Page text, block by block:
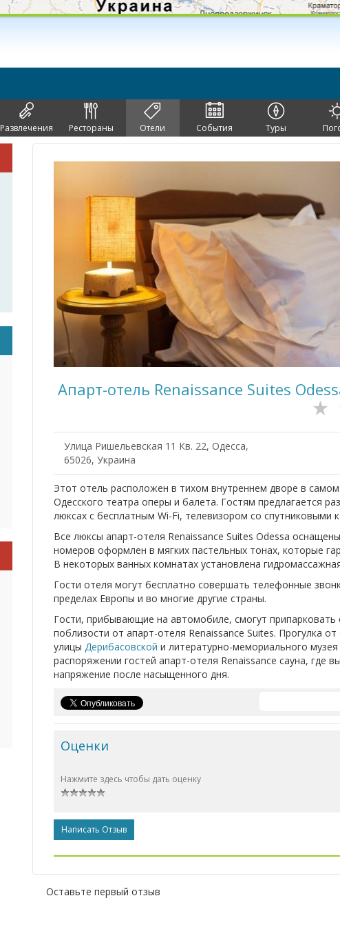
Развлечения Рестораны Отели События Туры
Апарт-отель Renaissance Suites
Улица Ришельевская 11 Кв. 22, Одесса,
65026, Украина
Этот отель расположен в тихом внутреннем дворе в
Одесского театра оперы и балета. Гостям предлагается
люксах с бесплатным Wi-Fi, телевизором со спутниковыми
Все люксы апарт-отеля Renaissance Suites Odessa
номеров оформлен в мягких пастельных тонах, которые
В некоторых ванных комнатах установлена
Гости отеля могут бесплатно совершать телефонные
пределах Европы и во многие другие страны.
Гости, прибывающие на автомобиле, смогут припарковать
поблизости от апарт-отеля Renaissance Suites. Прогулка
улицы Дерибасовской и литературно-мемориального
распоряжении гостей апарт-отеля Renaissance сауна, где
напряжение после насыщенного дня.
Оценки
Нажмите здесь чтобы дать оценку
Написать Отзыв
Оставьте первый отзыв